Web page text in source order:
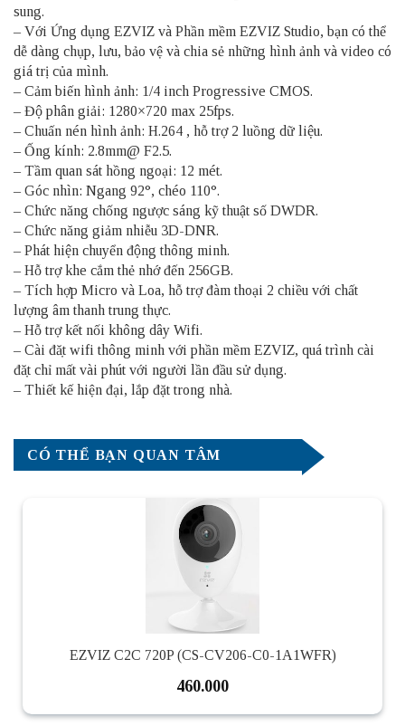
sung.
– Với Ứng dụng EZVIZ và Phần mềm EZVIZ Studio, bạn có thể
dễ dàng chụp, lưu, bảo vệ và chia sẻ những hình ảnh và video có
giá trị của mình.
– Cảm biến hình ảnh: 1/4 inch Progressive CMOS.
– Độ phân giải: 1280×720 max 25fps.
– Chuấn nén hình ảnh: H.264 , hỗ trợ 2 luồng dữ liệu.
– Ống kính: 2.8mm@ F2.5.
– Tầm quan sát hồng ngoại: 12 mét.
– Góc nhìn: Ngang 92°, chéo 110°.
– Chức năng chống ngược sáng kỹ thuật số DWDR.
– Chức năng giảm nhiễu 3D-DNR.
– Phát hiện chuyển động thông minh.
– Hỗ trợ khe cắm thẻ nhớ đến 256GB.
– Tích hợp Micro và Loa, hỗ trợ đàm thoại 2 chiều với chất
lượng âm thanh trung thực.
– Hỗ trợ kết nối không dây Wifi.
– Cài đặt wifi thông minh với phần mềm EZVIZ, quá trình cài
đặt chỉ mất vài phút với người lần đầu sử dụng.
– Thiết kế hiện đại, lắp đặt trong nhà.
CÓ THỂ BẠN QUAN TÂM
EZVIZ C2C 720P (CS-CV206-C0-1A1WFR)
460.000